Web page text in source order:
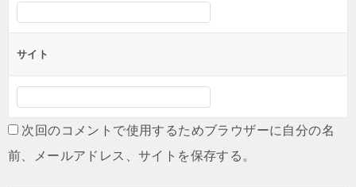
サイト
次回のコメントで使用するためブラウザーに自分の名
前、メールアドレス、サイトを保存する。